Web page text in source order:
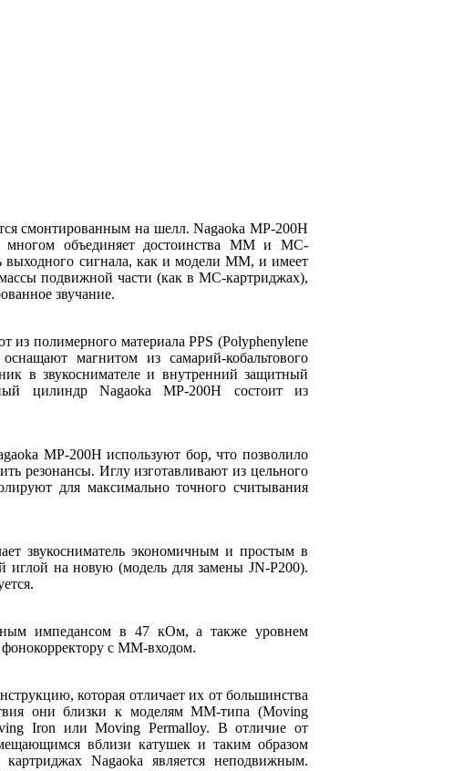
смонтированным на шелл. Nagaoka MP-200H
объединяет достоинства MM и MC-
выходного сигнала, как и модели ММ, и имеет
подвижной части (как в MC-картриджах),
звучание.
из полимерного материала PPS (Polyphenylene
магнитом из самарий-кобальтового
в звукоснимателе и внутренний защитный
цилиндр Nagaoka MP-200H состоит из
MP-200H используют бор, что позволило
резонансы. Иглу изготавливают из цельного
для максимально точного считывания
звукосниматель экономичным и простым в
иглой на новую (модель для замены JN-P200).
импедансом в 47 кОм, а также уровнем
с MM-входом.
которая отличает их от большинства
они близки к моделям MM-типа (Moving
Iron или Moving Permalloy. В отличие от
вблизи катушек и таким образом
Nagaokа является неподвижным.